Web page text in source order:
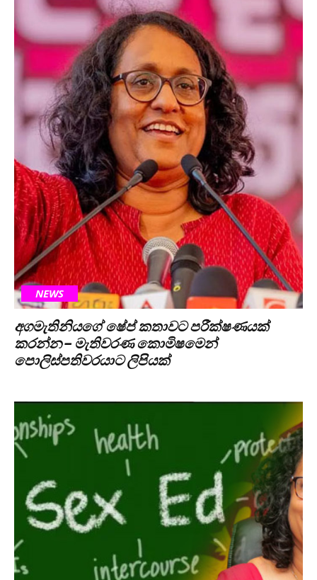
NEWS
අගමැතිනියගේ ෂේප් කතාවට පරීක්ෂණයක්
කරන්න – මැතිවරණ කොමිෂමෙන්
පොලිස්පතිවරයාට ලිපියක්